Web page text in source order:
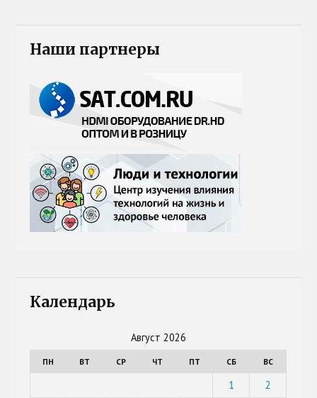
Наши партнеры
Календарь
Август 2026
ПН ВТ СР ЧТ ПТ СБ ВС
1
2